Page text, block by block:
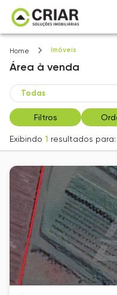
Home Imóveis
Área à venda
Filtros
Exibindo 1 resultados para: